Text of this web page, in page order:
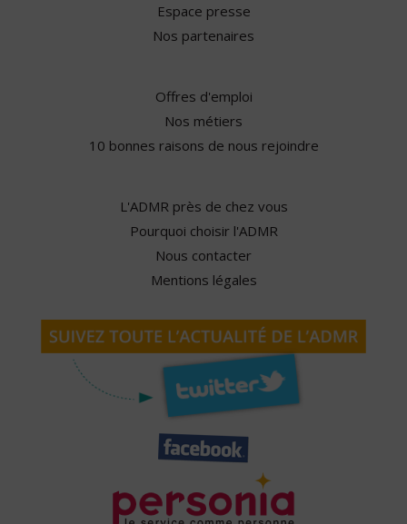
Espace presse
Nos partenaires
Offres d'emploi
Nos métiers
10 bonnes raisons de nous rejoindre
L'ADMR près de chez vous
Pourquoi choisir l'ADMR
Nous contacter
Mentions légales